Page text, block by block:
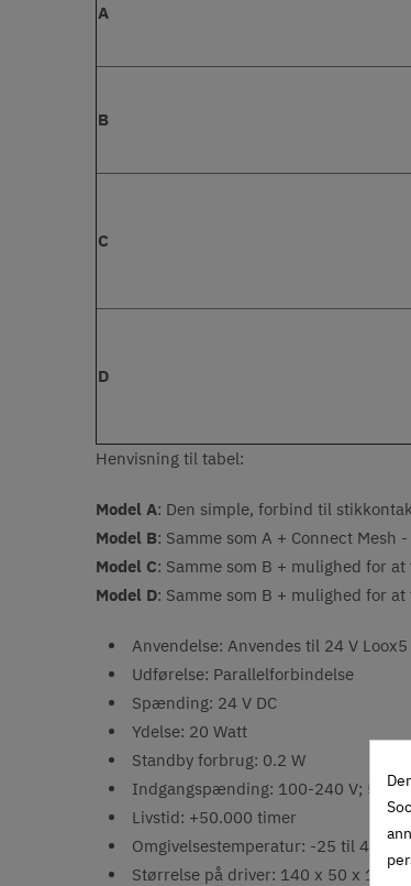
A
B
C
D
Henvisning til tabel:
Model A: Den simple, forbind til
Model B: Samme som A + Connect
Model C: Samme som B + mulighed for
Model D: Samme som B + mulighed for
Anvendelse: Anvendes til 24 V
Udførelse: Parallelforbindelse
Spænding: 24 V DC
Ydelse: 20 Watt
Standby forbrug: 0.2 W
Indgangspænding: 100-240 V; 50-
Livstid: +50.000 timer
Omgivelsestemperatur: -25 til 45
Størrelse på driver: 140 x 50 x 16 mm